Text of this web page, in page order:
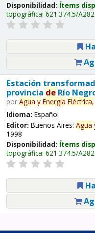
Disponibilidad: Ítems
topográfica: 621.374.5/
Estación
provincia deRío
por Agua y Energía Eléctrica,
Idioma: Español
Editor: Buenos Aires: Agua
1998
Disponibilidad: Ítems
topográfica: 621.374.5/